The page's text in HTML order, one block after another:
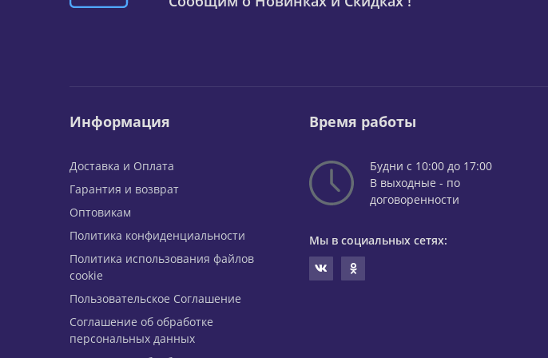
Информация
Доставка и Оплата
Гарантия и возврат
Оптовикам
Политика конфиденциальности
Политика использования файлов
cookie
Пользовательское Соглашение
Соглашение об обработке
персональных данных
Время работы
Будни с 10:00 до 17:00
В выходные - по
договоренности
Мы в социальных сетях: